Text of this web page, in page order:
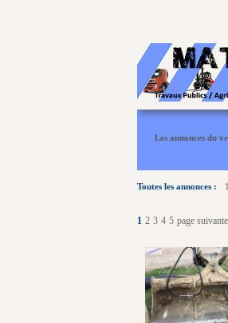
Les annonces du
Toutes les annonces :
1 2 3 4 5 page